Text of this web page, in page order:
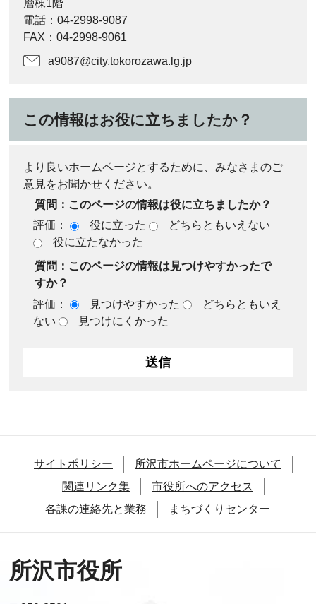
層棟1階
電話：04-2998-9087
FAX：04-2998-9061
a9087@city.tokorozawa.lg.jp
この情報はお役に立ちましたか？
より良いホームページとするために、みなさまのご
意見をお聞かせください。
質問：このページの情報は役に立ちましたか？
評価：
役に立った
どちらともいえない
役に立たなかった
質問：このページの情報は見つけやすかったで
すか？
評価：
見つけやすかった
どちらともいえ
ない
見つけにくかった
サイトポリシー
所沢市ホームページについて
関連リンク集
市役所へのアクセス
各課の連絡先と業務
まちづくりセンター
所沢市役所